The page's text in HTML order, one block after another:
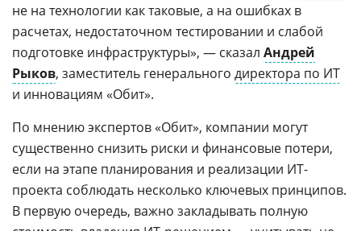
не на технологии как таковые, а на ошибках в
расчетах, недостаточном тестировании и слабой
подготовке инфраструктуры», — сказал Андрей
Рыков, заместитель генерального директора по ИТ
и инновациям «Обит».
По мнению экспертов «Обит», компании могут
существенно снизить риски и финансовые потери,
если на этапе планирования и реализации ИТ-
проекта соблюдать несколько ключевых принципов.
В первую очередь, важно закладывать полную